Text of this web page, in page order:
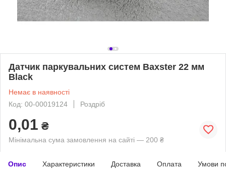
Датчик паркувальних систем Baxster 22 мм
Black
Немає в наявності
Код: 00-00019124
Роздріб
0,01 ₴
Мінімальна сума замовлення на сайті — 200 ₴
Опис Характеристики Доставка Оплата Умови